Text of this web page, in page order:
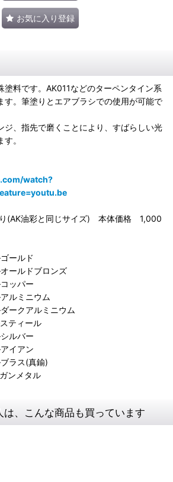
お気に入り登録
塗料です。AK011などのターペンタイン系
す。筆塗りとエアブラシでの使用が可能で
ジ、指先で磨くことにより、すばらしい光
。
watch?
(AK油彩と同じサイズ) 本体価格 1,000
ールド
ールドブロンズ
ッパー
ルミニウム
ークアルミニウム
ティール
ルバー
イアン
ラス(真鍮)
ンメタル
は、こんな商品も買っています